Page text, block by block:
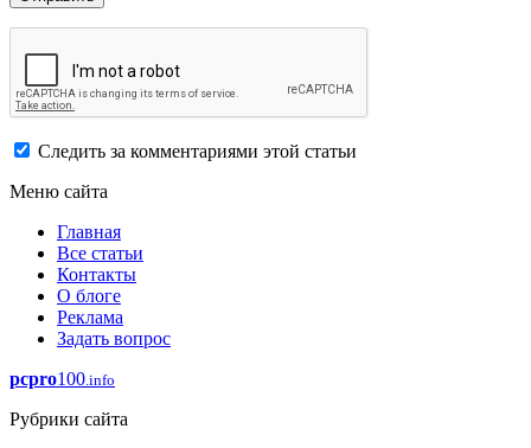
Следить за комментариями этой статьи
Меню сайта
Главная
Все статьи
Контакты
О блоге
Реклама
Задать вопрос
pcpro100.info
Рубрики сайта